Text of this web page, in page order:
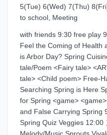
5(Tue) 6(Wed) 7(Thu)
to school, Meeting
with friends 9:30 free play
Feel the Coming of Health
is Arbor Day? Spring
tale/Poem <Fairy tale>
tale> <Child poem> Free-
Searching Spring is Here
for Spring <game>
and False Carrying Spring
Spring Quiz Veggies 12:00